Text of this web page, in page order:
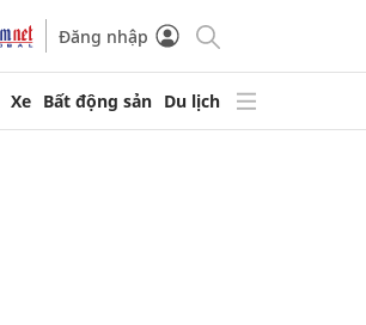
Đăng nhập
Xe Bất động sản Du lịch